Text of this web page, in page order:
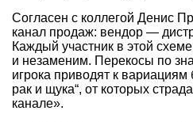
Согласен с коллегой Денис
канал продаж: вендор —
Каждый участник в этой
и незаменим. Перекосы по
игрока приводят к
рак и щука“, от которых
канале».